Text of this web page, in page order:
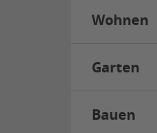
Wohnen
Garten
Bauen